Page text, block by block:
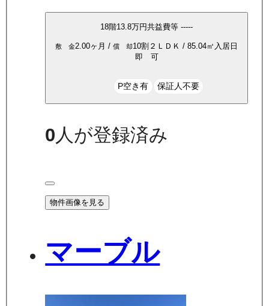
18階13.8万円共益費等 -----
敷 金2.00ヶ月 / 償 却10割 ２ＬＤＫ / 85.04㎡ 入居日
即 可
P空き有 保証人不要
0人が登録済み
物件画像を見る
マーブル